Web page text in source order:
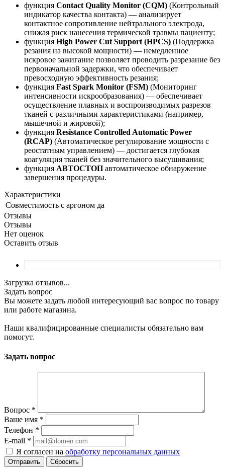
функция Contact Quality Monitor (CQM) (Контрольный
индикатор качества контакта) — анализирует
контактное сопротивление нейтрального электрода,
снижая риск нанесения термической травмы пациенту;
функция High Power Cut Support (HPCS) (Поддержка
резания на высокой мощности) — немедленное
искровое зажигание позволяет проводить разрезание без
первоначальной задержки, что обеспечивает
превосходную эффективность резания;
функция Fast Spark Monitor (FSM) (Мониторинг
интенсивности искрообразования) — обеспечивает
осуществление плавных и воспроизводимых разрезов
тканей с различными характеристиками (например,
мышечной и жировой);
функция Resistance Controlled Automatic Power
(RCAP) (Автоматическое регулирование мощности с
реостатным управлением) — достигается глубокая
коагуляция тканей без значительного высушивания;
функция АВТОСТОП автоматическое обнаружение
завершения процедуры.
Характеристики
Совместимость с аргоном да
Отзывы
Отзывы
Нет оценок
Оставить отзыв
Загрузка отзывов...
Задать вопрос
Вы можете задать любой интересующий вас вопрос по товару
или работе магазина.
Наши квалифицированные специалисты обязательно вам
помогут.
Задать вопрос
Вопрос *
Ваше имя *
Телефон *
E-mail *
Я согласен на обработку персональных данных
Сбросить